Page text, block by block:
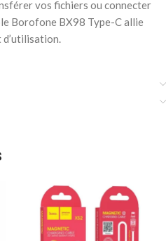
vos fichiers ou connecter
Borofone BX98 Type-C allie